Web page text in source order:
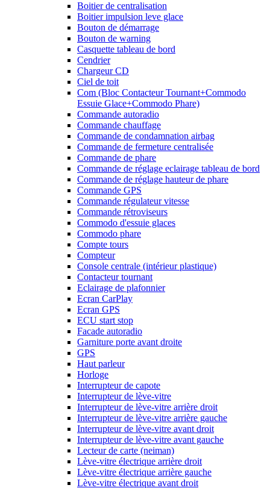
Boitier de centralisation
Boitier impulsion leve glace
Bouton de démarrage
Bouton de warning
Casquette tableau de bord
Cendrier
Chargeur CD
Ciel de toit
Com (Bloc Contacteur Tournant+Commodo
Essuie Glace+Commodo Phare)
Commande autoradio
Commande chauffage
Commande de condamnation airbag
Commande de fermeture centralisée
Commande de phare
Commande de réglage eclairage tableau de bord
Commande de réglage hauteur de phare
Commande GPS
Commande régulateur vitesse
Commande rétroviseurs
Commodo d'essuie glaces
Commodo phare
Compte tours
Compteur
Console centrale (intérieur plastique)
Contacteur tournant
Eclairage de plafonnier
Ecran CarPlay
Ecran GPS
ECU start stop
Facade autoradio
Garniture porte avant droite
GPS
Haut parleur
Horloge
Interrupteur de capote
Interrupteur de lève-vitre
Interrupteur de lève-vitre arrière droit
Interrupteur de lève-vitre arrière gauche
Interrupteur de lève-vitre avant droit
Interrupteur de lève-vitre avant gauche
Lecteur de carte (neiman)
Lève-vitre électrique arrière droit
Lève-vitre électrique arrière gauche
Lève-vitre électrique avant droit